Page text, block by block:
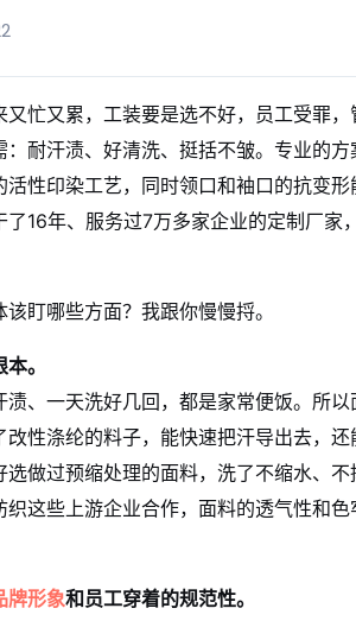
忙又累，工装要是选不好，员工受罪
：耐汗渍、好清洗、挺括不皱。专业的
性印染工艺，同时领口和袖口的抗变
了16年、服务过7万多家企业的定制厂家
盯哪些方面？我跟你慢慢捋。
。
、一天洗好几回，都是家常便饭。所
性涤纶的料子，能快速把汗导出去，
做过预缩处理的面料，洗了不缩水、
这些上游企业合作，面料的透气性和
牌形象和员工穿着的规范性。